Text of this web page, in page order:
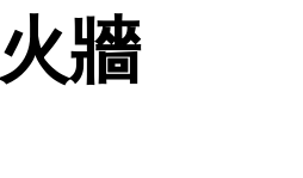
牆